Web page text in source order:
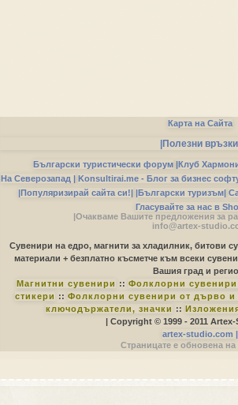
Карта на Сайта
|Полезни връзки|
Български туристически форум |Клуб
На Северозапад | Konsultirai.me - Блог за бизнес
|Популяризирай сайта си!| |Български туризъм|
Гласувайте за нас в
|Очакваме Вашите предложения за
info@artex-
Сувенири на едро, магнити за хладилник, битови
материали + безплатно късметче към всеки
Вашия град и
Магнитни сувенири :: Фолклорни
стикери :: Фолклорни сувенири от дърво и
ключодържатели, значки ::
| Copyright © 1999 - 2011
artex-studio.com |
Страницате е обновена на